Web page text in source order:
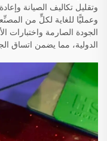
وتقليل تكاليف الصيانة
وعمليًّا للغاية لكلٍّ من
الجودة الصارمة واختبارات
الدولية، مما يضمن اتساق